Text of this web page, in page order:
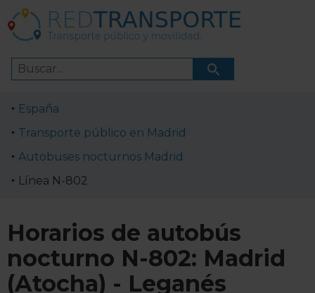
España
Transporte público en Madrid
Autobuses nocturnos Madrid
Línea N-802
Horarios de autobús
nocturno N-802: Madrid
(Atocha) - Leganés